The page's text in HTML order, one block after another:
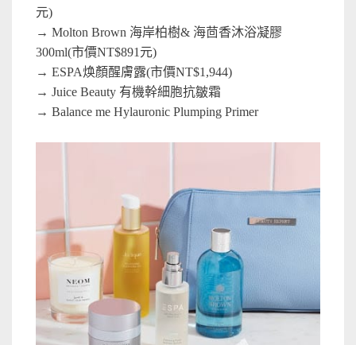
元)
→ Molton Brown 海岸柏樹& 海茴香沐浴凝膠
300ml(市價NT$891元)
→ ESPA焕顏醒膚露(市價NT$1,944)
→ Juice Beauty 有機幹細胞抗皺霜
→ Balance me Hylauronic Plumping Primer